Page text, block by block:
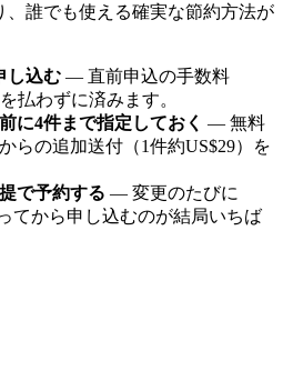
、誰でも使える確実な節約方法が
し込む — 直前申込の手数料
払わずに済みます。
に4件まで指定しておく — 無料
らの追加送付（1件約US$29）を
で予約する — 変更のたびに
てから申し込むのが結局いちば